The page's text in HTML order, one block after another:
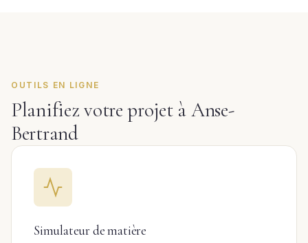
OUTILS EN LIGNE
Planifiez votre projet à Anse-
Bertrand
Simulateur de matière